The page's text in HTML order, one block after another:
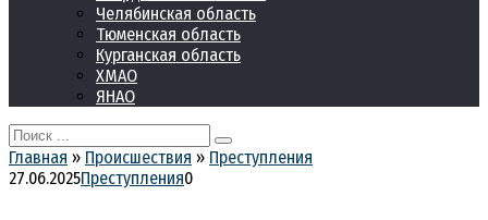
Челябинская область
Тюменская область
Курганская область
ХМАО
ЯНАО
Search
for:
Главная » Происшествия » Преступления
27.06.2025Преступления0